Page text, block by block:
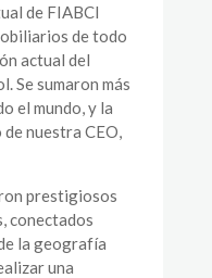
de FIABCI
de todo
actual del
Se sumaron más
el mundo, y la
nuestra CEO,
prestigiosos
conectados
la geografía
una